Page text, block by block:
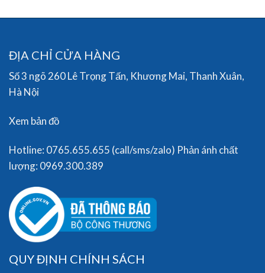
ĐỊA CHỈ CỬA HÀNG
Số 3 ngõ 260 Lê Trọng Tấn, Khương Mai, Thanh Xuân,
Hà Nội
Xem bản đồ
Hotline: 0765.655.655 (call/sms/zalo) Phản ánh chất
lượng: 0969.300.389
QUY ĐỊNH CHÍNH SÁCH